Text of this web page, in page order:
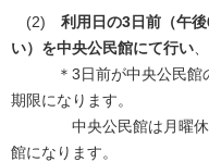
(2) 利用日の3日前（午
い）を中央公民館にて行い
＊3日前が中央公民館の
期限になります。
中央公民館は月曜休館
館になります。